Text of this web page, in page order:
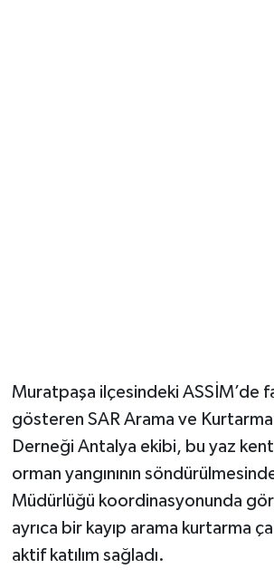
Muratpaşa ilçesindeki ASSİM’de
gösteren SAR Arama ve Kurtarma
Derneği Antalya ekibi, bu yaz
orman yangınının
Müdürlüğü koordinasyonunda
ayrıca bir kayıp arama kurtarma
aktif katılım sağladı.